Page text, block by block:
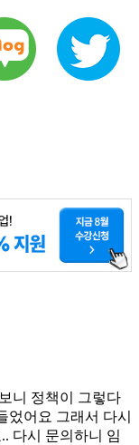
니 정책이 그렇다
었어요 그래서 다시
다시 문의하니 임